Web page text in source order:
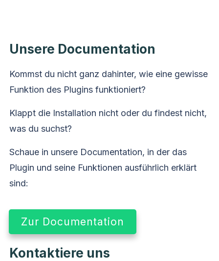
Unsere Documentation
Kommst du nicht ganz dahinter, wie eine gewisse
Funktion des Plugins funktioniert?
Klappt die Installation nicht oder du findest nicht,
was du suchst?
Schaue in unsere Documentation, in der das
Plugin und seine Funktionen ausführlich erklärt
sind:
Zur Documentation
Kontaktiere uns